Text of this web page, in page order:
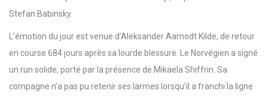
Stefan Babinsky.
L’émotion du jour est venue d’Aleksander Aamodt Kilde, de retour
en course 684 jours après sa lourde blessure. Le Norvégien a signé
un run solide, porté par la présence de Mikaela Shiffrin. Sa
compagne n’a pas pu retenir ses larmes lorsqu’il a franchi la ligne